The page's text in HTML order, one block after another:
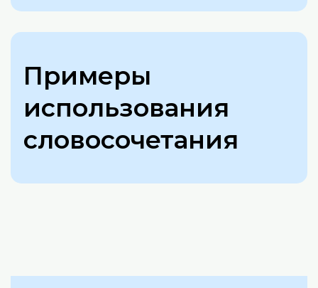
Примеры
использования
словосочетания